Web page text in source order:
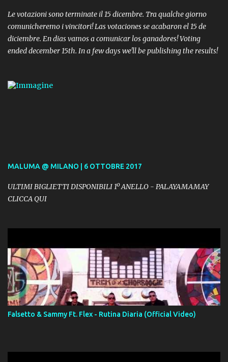
Le votazioni sono terminate il 15 dicembre. Tra qualche giorno
comunicheremo i vincitori! Las votaciones se acabaron el 15 de
diciembre. En dias vamos a comunicar los ganadores! Voting
ended december 15th. In a few days we'll be publishing the results!
MALUMA @ MILANO | 6 OTTOBRE 2017
ULTIMI BIGLIETTI DISPONIBILI 1º ANELLO - PALAYAMAMAY
CLICCA QUI
Falsetto & Sammy Ft. Flex - Rutina Diaria (Official Video)